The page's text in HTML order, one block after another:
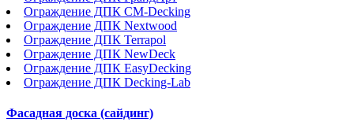
Ограждение ДПК CM-Decking
Ограждение ДПК Nextwood
Ограждение ДПК Terrapol
Ограждение ДПК NewDeck
Ограждение ДПК EasyDecking
Ограждение ДПК Decking-Lab
Фасадная доска (сайдинг)